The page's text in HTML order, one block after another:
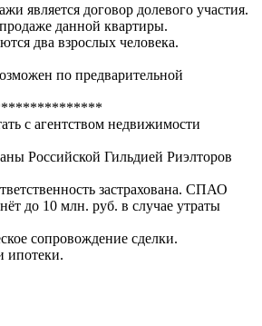
является договор долевого участия.
данной квартиры.
два взрослых человека.
по предварительной
с агентством недвижимости
Российской Гильдией Риэлторов
застрахована. СПАО
до 10 млн. руб. в случае утраты
сопровождение сделки.
ипотеки.